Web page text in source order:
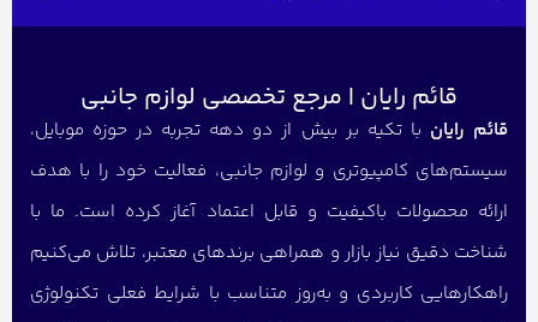
قائم رایان | مرجع تخصصی لوازم جانبی
قائم رایان با تکیه بر بیش از دو دهه تجربه در حوزه موبایل،
سیستم‌های کامپیوتری و لوازم جانبی، فعالیت خود را با هدف
ارائه محصولات باکیفیت و قابل اعتماد آغاز کرده است. ما با
شناخت دقیق نیاز بازار و همراهی برندهای معتبر، تلاش می‌کنیم
راهکارهایی کاربردی و به‌روز متناسب با شرایط فعلی تکنولوژی